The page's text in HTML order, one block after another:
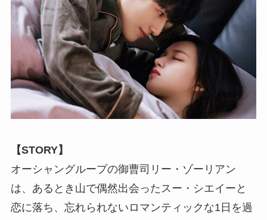
【STORY】
オーシャングループの御曹司リー・ゾーリアン
は、あるとき山で偶然出会ったスー・シエイーと
恋に落ち、忘れられないロマンティックな1日を過